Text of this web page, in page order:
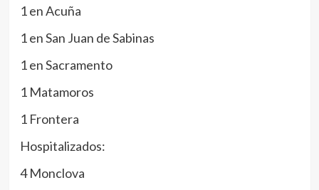
1 en Acuña
1 en San Juan de Sabinas
1 en Sacramento
1 Matamoros
1 Frontera
Hospitalizados:
4 Monclova